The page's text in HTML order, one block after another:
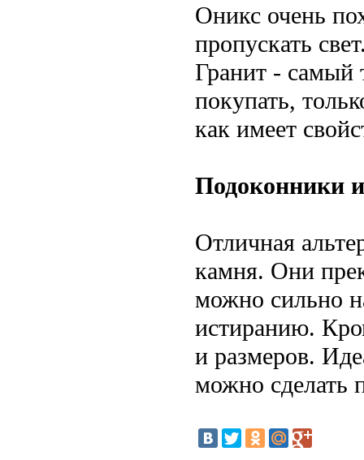
Оникс очень
пропускать
Гранит - самый
покупать,
как имеет
Подоконники
Отличная
камня. Они
можно сильно
истиранию.
и размеров.
можно сделать